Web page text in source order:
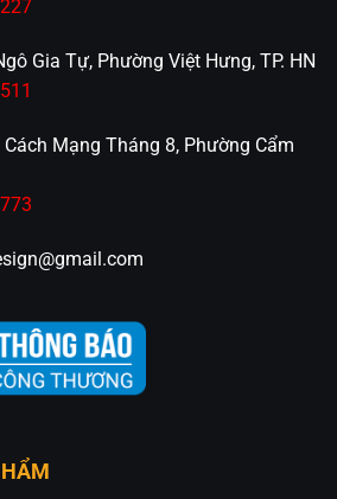
Gia Tự, Phường Việt Hưng, TP. HN
Mạng Tháng 8, Phường Cẩm